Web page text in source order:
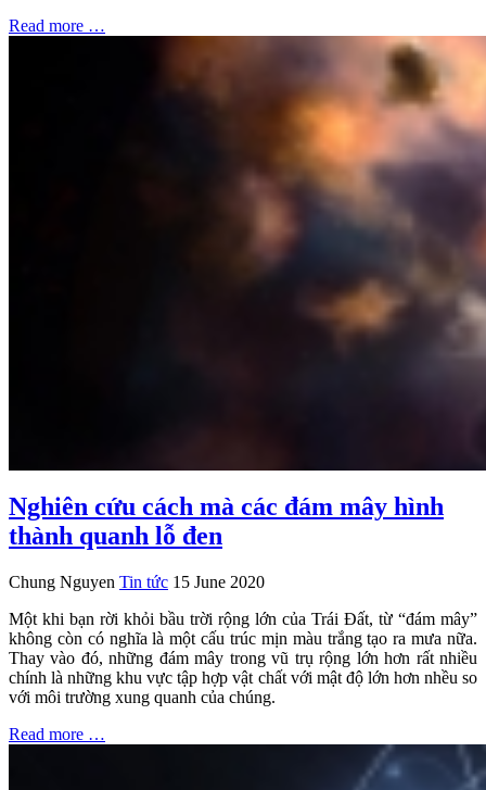
Read more …
Nghiên cứu cách mà các đám mây hình
thành quanh lỗ đen
Chung Nguyen Tin tức 15 June 2020
Một khi bạn rời khỏi bầu trời rộng lớn của Trái Đất, từ “đám mây”
không còn có nghĩa là một cấu trúc mịn màu trắng tạo ra mưa nữa.
Thay vào đó, những đám mây trong vũ trụ rộng lớn hơn rất nhiều
chính là những khu vực tập hợp vật chất với mật độ lớn hơn nhều so
với môi trường xung quanh của chúng.
Read more …